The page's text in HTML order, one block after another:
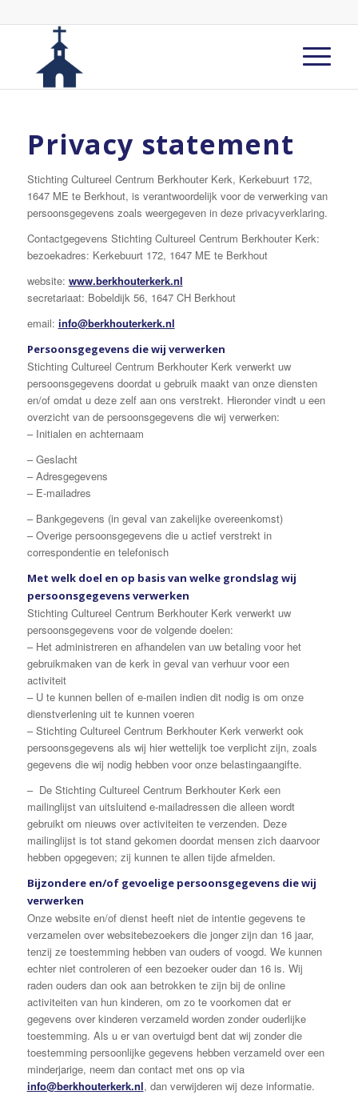
Privacy statement
Stichting Cultureel Centrum Berkhouter Kerk, Kerkebuurt 172,
1647 ME te Berkhout, is verantwoordelijk voor de verwerking van
persoonsgegevens zoals weergegeven in deze privacyverklaring.
Contactgegevens Stichting Cultureel Centrum Berkhouter Kerk:
bezoekadres: Kerkebuurt 172, 1647 ME te Berkhout
website: www.berkhouterkerk.nl
secretariaat: Bobeldijk 56, 1647 CH Berkhout
email: info@berkhouterkerk.nl
Persoonsgegevens die wij verwerken
Stichting Cultureel Centrum Berkhouter Kerk verwerkt uw
persoonsgegevens doordat u gebruik maakt van onze diensten
en/of omdat u deze zelf aan ons verstrekt. Hieronder vindt u een
overzicht van de persoonsgegevens die wij verwerken:
– Initialen en achternaam
– Geslacht
– Adresgegevens
– E-mailadres
– Bankgegevens (in geval van zakelijke overeenkomst)
– Overige persoonsgegevens die u actief verstrekt in
correspondentie en telefonisch
Met welk doel en op basis van welke grondslag wij
persoonsgegevens verwerken
Stichting Cultureel Centrum Berkhouter Kerk verwerkt uw
persoonsgegevens voor de volgende doelen:
– Het administreren en afhandelen van uw betaling voor het
gebruikmaken van de kerk in geval van verhuur voor een
activiteit
– U te kunnen bellen of e-mailen indien dit nodig is om onze
dienstverlening uit te kunnen voeren
– Stichting Cultureel Centrum Berkhouter Kerk verwerkt ook
persoonsgegevens als wij hier wettelijk toe verplicht zijn, zoals
gegevens die wij nodig hebben voor onze belastingaangifte.
– De Stichting Cultureel Centrum Berkhouter Kerk een
mailinglijst van uitsluitend e-mailadressen die alleen wordt
gebruikt om nieuws over activiteiten te verzenden. Deze
mailinglijst is tot stand gekomen doordat mensen zich daarvoor
hebben opgegeven; zij kunnen te allen tijde afmelden.
Bijzondere en/of gevoelige persoonsgegevens die wij
verwerken
Onze website en/of dienst heeft niet de intentie gegevens te
verzamelen over websitebezoekers die jonger zijn dan 16 jaar,
tenzij ze toestemming hebben van ouders of voogd. We kunnen
echter niet controleren of een bezoeker ouder dan 16 is. Wij
raden ouders dan ook aan betrokken te zijn bij de online
activiteiten van hun kinderen, om zo te voorkomen dat er
gegevens over kinderen verzameld worden zonder ouderlijke
toestemming. Als u er van overtuigd bent dat wij zonder die
toestemming persoonlijke gegevens hebben verzameld over een
minderjarige, neem dan contact met ons op via
info@berkhouterkerk.nl, dan verwijderen wij deze informatie.